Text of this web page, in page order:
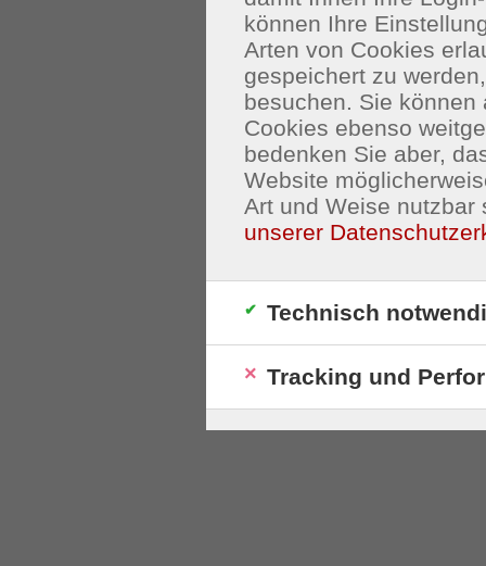
können Ihre
Arten von Cookies
gespeichert zu
besuchen. Sie
Cookies ebenso
bedenken Sie aber,
Website
Art und Weise nutzbar
unserer
Technisch
Tracking und